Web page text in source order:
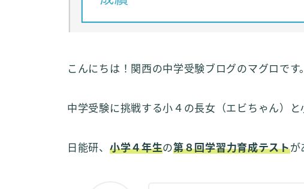
こんにちは！関西の中学受験ブログのマグロです。
中学受験に挑戦する小４の長女（エビちゃん）と
日能研、 小学４年生の第８回学習力育成テストが